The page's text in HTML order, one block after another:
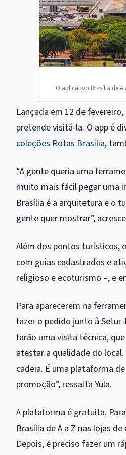
O aplicativo Brasília de
Lançada em 12 de
pretende visitá-la. O app é
coleções Rotas Brasília,
“A gente queria uma
muito mais fácil pegar uma
Brasília é a arquitetura e o
gente quer mostrar”,
Além dos pontos turísticos,
com guias cadastrados e
religioso e ecoturismo –, e
Para aparecerem na
fazer o pedido junto à
farão uma visita técnica,
atestar a qualidade do
cadeia. É uma plataforma
promoção”, ressalta Yula.
A plataforma é gratuita.
Brasília de A a Z nas lojas
Depois, é preciso fazer um